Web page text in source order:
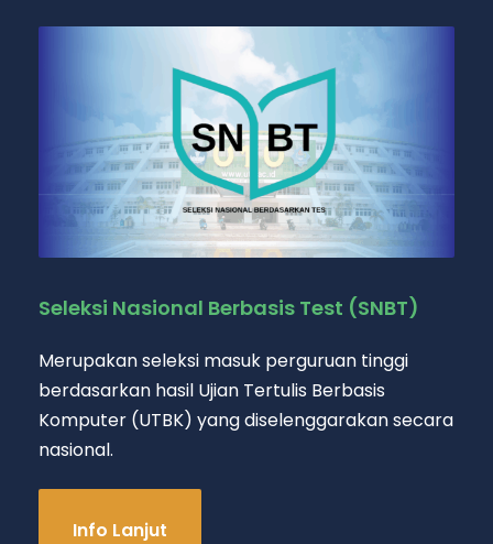
Seleksi Nasional Berbasis Test (SNBT)
Merupakan seleksi masuk perguruan tinggi
berdasarkan hasil Ujian Tertulis Berbasis
Komputer (UTBK) yang diselenggarakan secara
nasional.
Info Lanjut